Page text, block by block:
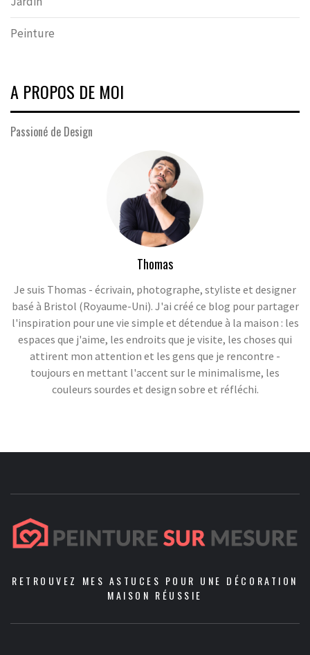
Peinture
A PROPOS DE MOI
Passioné de Design
Thomas
Je suis Thomas - écrivain, photographe, styliste et designer
basé à Bristol (Royaume-Uni). J'ai créé ce blog pour partager
l'inspiration pour une vie simple et détendue à la maison : les
espaces que j'aime, les endroits que je visite, les choses qui
attirent mon attention et les gens que je rencontre -
toujours en mettant l'accent sur le minimalisme, les
couleurs sourdes et design sobre et réfléchi.
RETROUVEZ MES ASTUCES POUR UNE DÉCORATION
MAISON RÉUSSIE